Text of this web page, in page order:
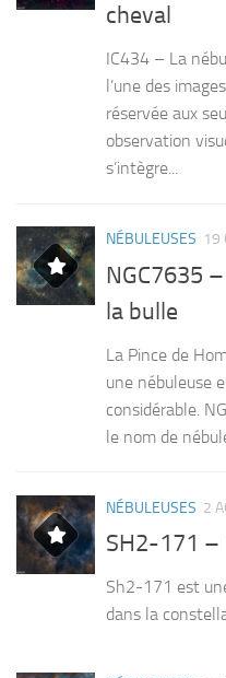
cheval
IC434 – La
l’une des
réservée aux
observation
s’intègre...
NÉBULEUSES 19
NGC7635
la bulle
La Pince de
une nébuleuse
considérable.
le nom de
NÉBULEUSES 2
SH2-171 –
Sh2-171 est
dans la